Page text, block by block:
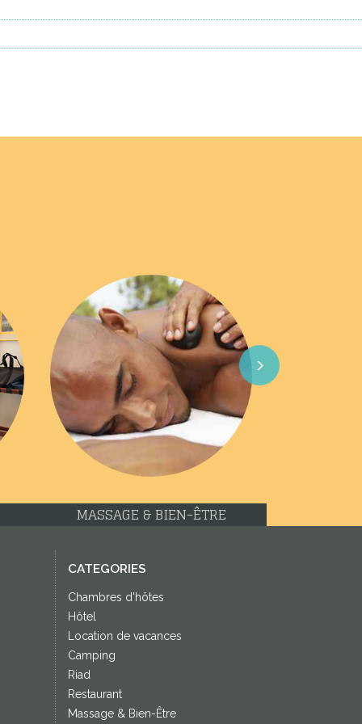
Next
MASSAGE & BIEN-ÊTRE
CATEGORIES
Chambres d'hôtes
Hôtel
Location de vacances
Camping
Riad
Restaurant
Massage & Bien-Être